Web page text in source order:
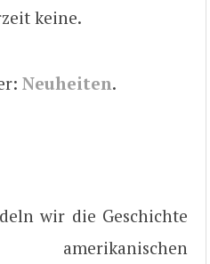
keine.
Neuheiten.
wir die Geschichte